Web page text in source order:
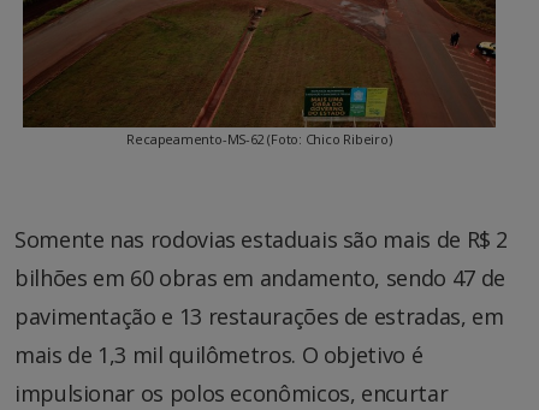
Recapeamento-MS-62 (Foto: Chico Ribeiro)
Somente nas rodovias estaduais são mais de R$ 2
bilhões em 60 obras em andamento, sendo 47 de
pavimentação e 13 restaurações de estradas, em
mais de 1,3 mil quilômetros. O objetivo é
impulsionar os polos econômicos, encurtar